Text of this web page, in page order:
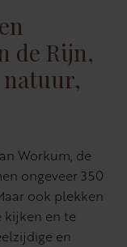
de Rijn,
Workum, de
ongeveer 350
ook plekken
kijken en te
en